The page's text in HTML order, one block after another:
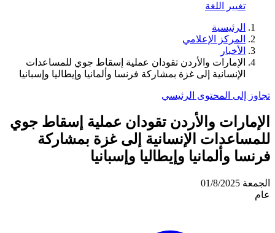
تغيير اللغة
الرئيسية
المركز الإعلامي
الأخبار
الإمارات والأردن تقودان عملية إسقاط جوي للمساعدات
الإنسانية إلى غزة بمشاركة فرنسا وألمانيا وإيطاليا وإسبانيا
تجاوز إلى المحتوى الرئيسي
الإمارات والأردن تقودان عملية إسقاط جوي
للمساعدات الإنسانية إلى غزة بمشاركة
فرنسا وألمانيا وإيطاليا وإسبانيا
الجمعة 01/8/2025
عام